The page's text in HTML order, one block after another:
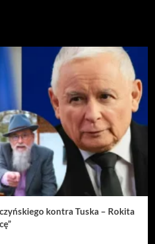
kontra Tuska – Rokita